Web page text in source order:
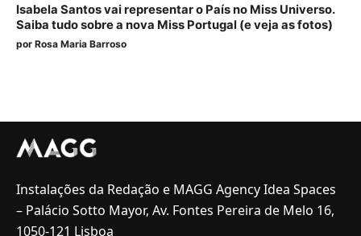
Isabela Santos vai representar o País no Miss Universo.
Saiba tudo sobre a nova Miss Portugal (e veja as fotos)
por Rosa Maria Barroso
Instalações da Redação e MAGG Agency Idea Spaces
– Palácio Sotto Mayor, Av. Fontes Pereira de Melo 16,
1050-121 Lisboa